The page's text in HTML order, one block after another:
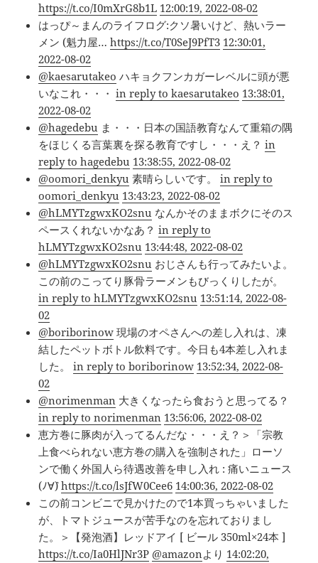
https://t.co/I0mXrG8b1L 12:00:19, 2022-08-02
はっぴ～まんのライフログ:クソ暑いけど、熱いラー
メン (魁力屋…https://t.co/T0SeJ9PfT3 12:30:01,
2022-08-02
@kaesarutakeo ハキョクフンカガーレベルに頭が悪
いなこれ・・・in reply to kaesarutakeo 13:38:01,
2022-08-02
@hagedebu ま・・・日本の国語教育なんて重箱の隅
をほじくる言葉裏を探る教育ですし・・・え？in
reply to hagedebu 13:38:55, 2022-08-02
@oomori_denkyu 素晴らしいです。in reply to
oomori_denkyu 13:43:23, 2022-08-02
@hLMYTzgwxKO2snu なんかそのままボクにそのス
ペースくれないかなあ？in reply to
hLMYTzgwxKO2snu 13:44:48, 2022-08-02
@hLMYTzgwxKO2snu おじさんも行ってみたいよ。
この前のこってり豚骨ラーメンもびっくりしたが。
in reply to hLMYTzgwxKO2snu 13:51:14, 2022-08-
02
@boriborinow 現場のオペさんへの差し入れは、凍
結したペットボトル飲料です。今日も4本差し入れま
した。in reply to boriborinow 13:52:34, 2022-08-
02
@norimenman 大きくなったら食おうと思ってる？
in reply to norimenman 13:56:06, 2022-08-02
恵方巻に豚肉が入ってるんだな・・・え？＞「宗教
上食べられない恵方巻の購入を強制された」ローソ
ンで働く外国人ら待遇改善を申し入れ : 痛いニュース
(ﾉ∀`)https://t.co/lsJfW0Cee6 14:00:36, 2022-08-02
この前コンビニで見かけたので1本買っちゃいました
が、トマトジュースが苦手なのを忘れておりまし
た。＞【発泡酒】レッドアイ [ ビール 350ml×24本 ]
https://t.co/Ia0HlJNr3P @amazonより 14:02:20,